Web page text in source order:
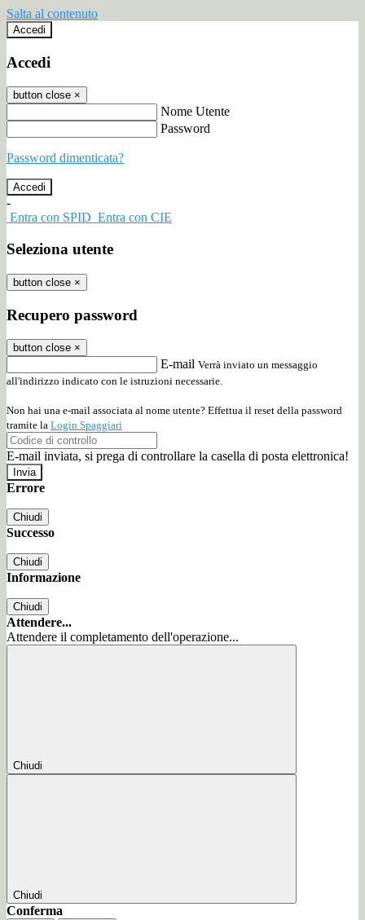
Salta al contenuto
Accedi
Accedi
button close ×
Nome Utente
Password
Password dimenticata?
-
Entra con SPID Entra con CIE
Seleziona utente
button close ×
Recupero password
button close ×
E-mail Verrà inviato un messaggio
all'indirizzo indicato con le istruzioni necessarie.
Non hai una e-mail associata al nome utente? Effettua il reset della password
tramite la Login Spaggiari
E-mail inviata, si prega di controllare la casella di posta elettronica!
Errore
Chiudi
Successo
Chiudi
Informazione
Chiudi
Attendere...
Attendere il completamento dell'operazione...
Chiudi
Chiudi
Conferma